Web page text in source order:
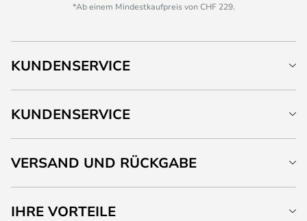
*Ab einem Mindestkaufpreis von CHF 229.
KUNDENSERVICE
KUNDENSERVICE
VERSAND UND RÜCKGABE
IHRE VORTEILE